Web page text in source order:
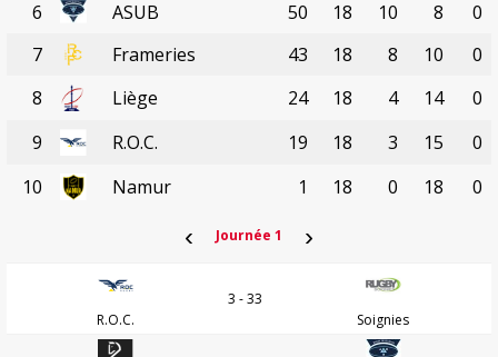
6 ASUB 50 18 10 8
0
7
Frameries 43 18 8 10
0
8
Liège 24 18 4 14
0
9
R.O.C. 19 18 3 15
0
10
Namur 1 18 0 18 0
‹ Journée 1 ›
R.O.C.
3 - 33
Soignies